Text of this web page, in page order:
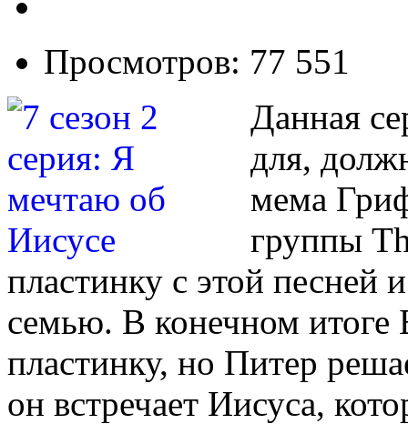
Просмотров: 77 551
Данная
для,
мема
группы
пластинку с этой песней
семью. В конечном итоге
пластинку, но Питер
он встречает Иисуса,